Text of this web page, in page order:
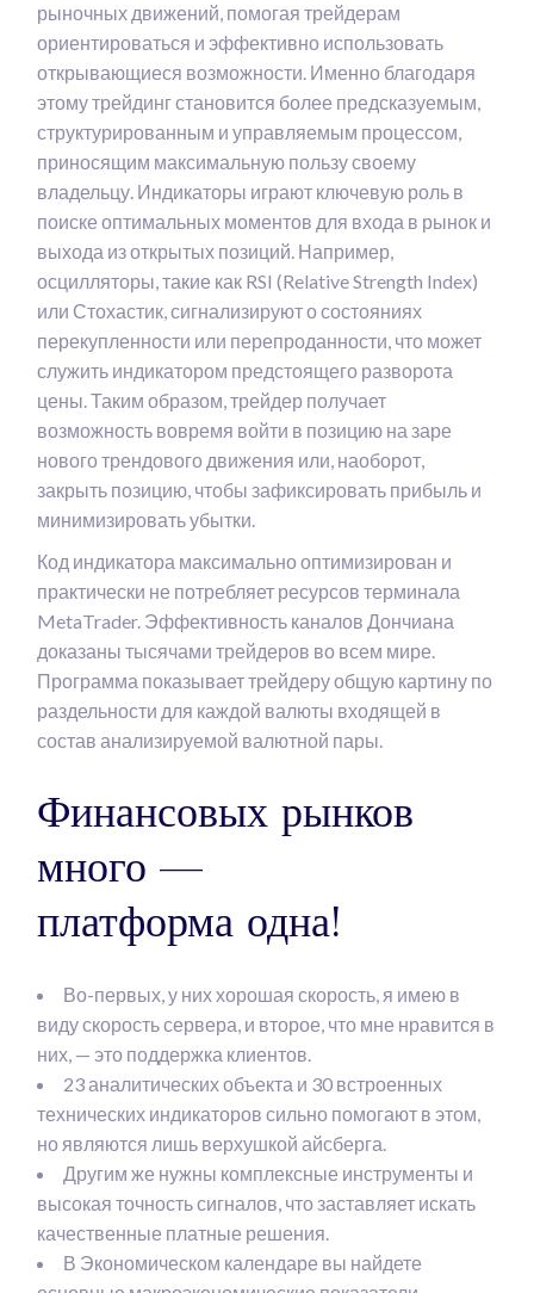
рыночных движений, помогая трейдерам
ориентироваться и эффективно использовать
открывающиеся возможности. Именно благодаря
этому трейдинг становится более предсказуемым,
структурированным и управляемым процессом,
приносящим максимальную пользу своему
владельцу. Индикаторы играют ключевую роль в
поиске оптимальных моментов для входа в рынок и
выхода из открытых позиций. Например,
осцилляторы, такие как RSI (Relative Strength Index)
или Стохастик, сигнализируют о состояниях
перекупленности или перепроданности, что может
служить индикатором предстоящего разворота
цены. Таким образом, трейдер получает
возможность вовремя войти в позицию на заре
нового трендового движения или, наоборот,
закрыть позицию, чтобы зафиксировать прибыль и
минимизировать убытки.
Код индикатора максимально оптимизирован и
практически не потребляет ресурсов терминала
MetaTrader. Эффективность каналов Дончиана
доказаны тысячами трейдеров во всем мире.
Программа показывает трейдеру общую картину по
раздельности для каждой валюты входящей в
состав анализируемой валютной пары.
Финансовых рынков
много —
платформа одна!
Во-первых, у них хорошая скорость, я имею в
виду скорость сервера, и второе, что мне нравится в
них, — это поддержка клиентов.
23 аналитических объекта и 30 встроенных
технических индикаторов сильно помогают в этом,
но являются лишь верхушкой айсберга.
Другим же нужны комплексные инструменты и
высокая точность сигналов, что заставляет искать
качественные платные решения.
В Экономическом календаре вы найдете